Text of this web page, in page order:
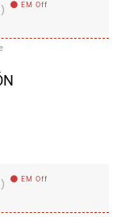
EM Off
EM Off